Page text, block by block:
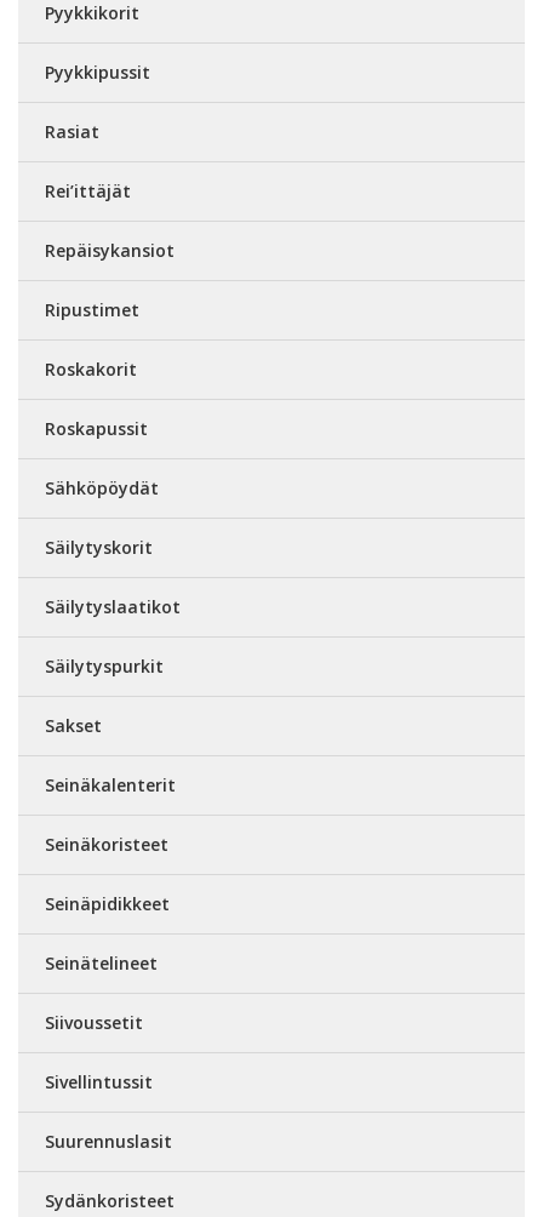
Pyykkikorit
Pyykkipussit
Rasiat
Rei’ittäjät
Repäisykansiot
Ripustimet
Roskakorit
Roskapussit
Sähköpöydät
Säilytyskorit
Säilytyslaatikot
Säilytyspurkit
Sakset
Seinäkalenterit
Seinäkoristeet
Seinäpidikkeet
Seinätelineet
Siivoussetit
Sivellintussit
Suurennuslasit
Sydänkoristeet